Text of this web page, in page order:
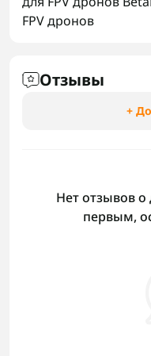
FPV дронов
Отзывы
+
Нет отзывов о
первым,